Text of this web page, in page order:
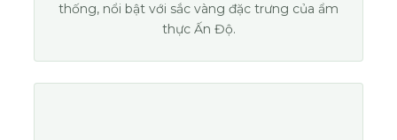
thống, nổi bật với sắc vàng đặc trưng của ẩm
thực Ấn Độ.